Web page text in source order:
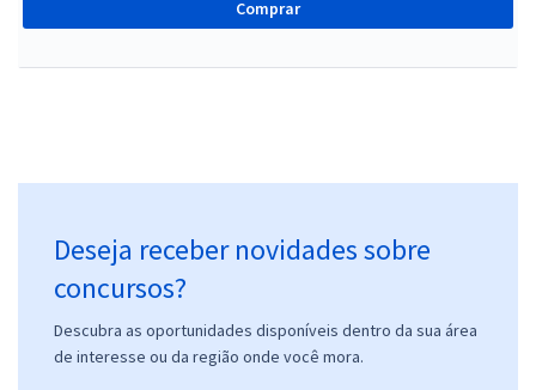
Comprar
Deseja receber novidades sobre
concursos?
Descubra as oportunidades disponíveis dentro da sua área
de interesse ou da região onde você mora.